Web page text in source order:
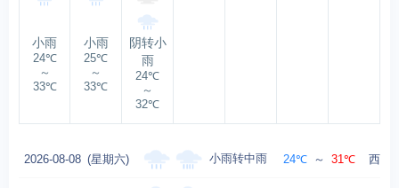
小雨
24℃
～
33℃
小雨
25℃
～
33℃
阴转小
雨
24℃
～
32℃
2026-08-08 (星期六) 小雨转中雨 24℃ ～ 31℃ 西南